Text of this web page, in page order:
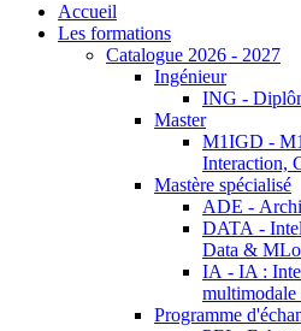
Accueil
Les formations
Catalogue 2026 - 2027
Ingénieur
ING -
Master
M1IGD -
Interaction,
Mastère spécialisé
ADE -
DATA -
Data &
IA - IA :
multimodale
Programme